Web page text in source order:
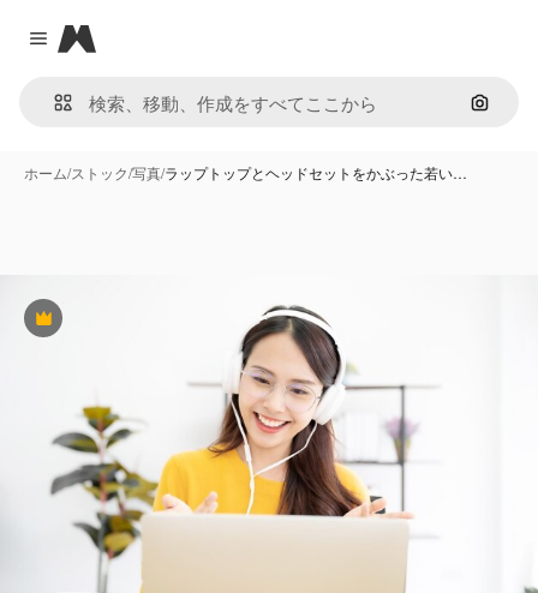
Close menu
Magnific
画像で
ホーム/ストック/写真/ラップトップとヘッドセットをかぶった若い…
Premium